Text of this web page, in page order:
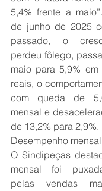
5,4% frente a
de junho de 2025
passado, o
perdeu fôlego,
maio para 5,9% em
reais, o
com queda de
mensal e
de 13,2% para 2,9%.
Desempenho mensal
O Sindipeças
mensal foi
pelas vendas